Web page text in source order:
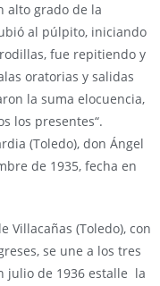
alto grado de la
al púlpito, iniciando
fue repitiendo y
oratorias y salidas
la suma elocuencia,
los presentes“.
(Toledo), don Ángel
de 1935, fecha en
Villacañas (Toledo), con
se une a los tres
julio de 1936 estalle la